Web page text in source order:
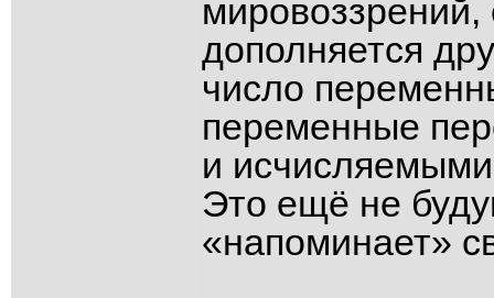
мировоззрений,
дополняется
число
переменные
и
Это ещё не
«напоминает»